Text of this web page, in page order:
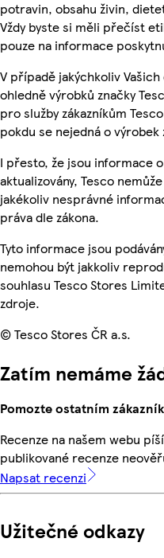
potravin, obsahu živin,
Vždy byste si měli přečíst
pouze na informace
V případě jakýchkoliv
ohledně výrobků značky
pro služby zákazníkům
pokdu se nejedná o výrobek
I přesto, že jsou informace
aktualizovány, Tesco
jakékoliv nesprávné
práva dle zákona.
Tyto informace jsou
nemohou být jakkoliv
souhlasu Tesco Stores
zdroje.
© Tesco Stores ČR a.s.
Zatím nemáme
Pomozte ostatním
Recenze na našem webu
publikované recenze
Napsat recenzi
Užitečné odkazy